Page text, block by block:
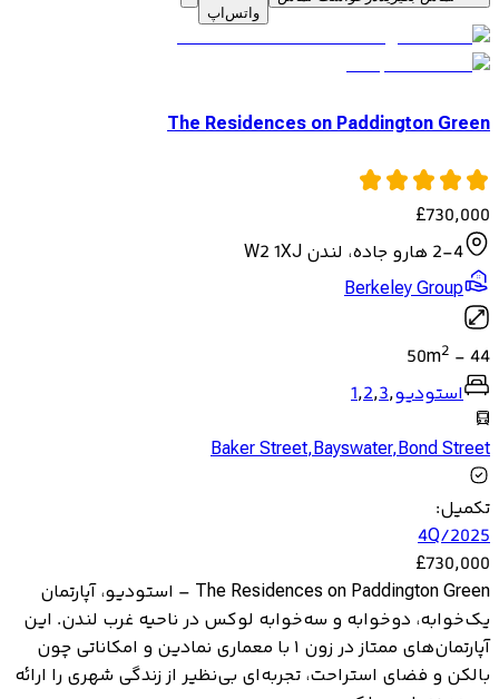
واتس‌اپ
The Residences on Paddington Green
£730,000
2-4 هارو جاده، لندن W2 1XJ
Berkeley Group
44
-
50m2
استودیو,
1,2,3
Baker Street,Bayswater,Bond Street
تکمیل:
4Q/2025
£730,000
The Residences on Paddington Green – استودیو، آپارتمان
یک‌خوابه، دوخوابه و سه‌خوابه لوکس در ناحیه غرب لندن. این
آپارتمان‌های ممتاز در زون ۱ با معماری نمادین و امکاناتی چون
بالکن و فضای استراحت، تجربه‌ای بی‌نظیر از زندگی شهری را ارائه